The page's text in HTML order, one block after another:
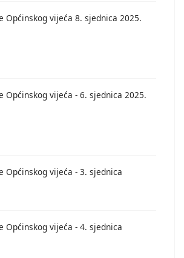
Općinskog vijeća 8. sjednica 2025.
Općinskog vijeća - 6. sjednica 2025.
Općinskog vijeća - 3. sjednica
Općinskog vijeća - 4. sjednica